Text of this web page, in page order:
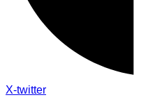
X-twitter